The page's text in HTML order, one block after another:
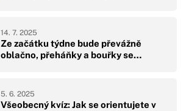
Ze začátku týdne bude převážně
oblačno, přeháňky a bouřky se…
14. 7. 2025
Všeobecný kvíz: Jak se orientujete v
5. 6. 2025